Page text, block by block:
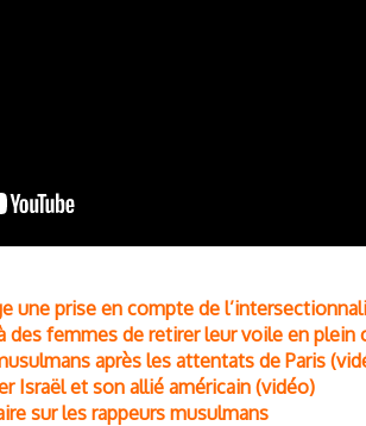
une prise en compte de
des femmes de retirer leur voile en plein
après les attentats de Paris
Israël et son allié américain (vidéo)
sur les rappeurs musulmans